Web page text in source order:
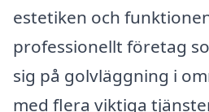
estetiken och
professionellt företag
sig på golvläggning i
med flera viktiga